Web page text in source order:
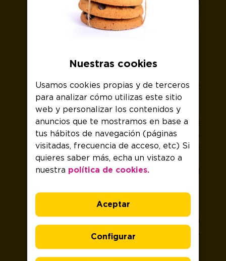
adapte
a
tus
necesidades.
Te
pediremos
del
y
podrás
configurar
tus
líneas
y
añadir
tus
realizar
tu
pedido
un
al
que
tendrás
que
responder
SI
para
poder
la
de
línea.
aceptas
plazo
de
72
horas,
recibirás
gratis
tu
tarjeta
podrás
tu
Nuestras cookies
Usamos cookies propias y de terceros
para analizar cómo utilizas este sitio
web y personalizar los contenidos y
anuncios que te mostramos en base a
tus hábitos de navegación (páginas
visitadas, frecuencia de acceso, etc) Si
quieres saber más, echa un vistazo a
nuestra política de cookies.
Configurar
Aceptar